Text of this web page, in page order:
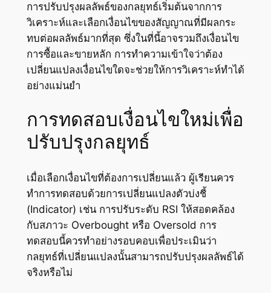
การปรับปรุงผลลัพธ์ของกลยุทธ์เริ่มต้นจากการ
วิเคราะห์และเลือกเงื่อนไขของสัญญาณที่มีผลกระ
ทบต่อผลลัพธ์มากที่สุด ซึ่งในที่นี้อาจรวมถึงเงื่อนไข
การซื้อและขายหลัก การทำความเข้าใจว่าต้อง
เปลี่ยนแปลงเงื่อนไขใดจะช่วยให้การวิเคราะห์ทำได้
อย่างแม่นยำ
การทดสอบเงื่อนไขใหม่เพื่อ
ปรับปรุงกลยุทธ์
เมื่อเลือกเงื่อนไขที่ต้องการเปลี่ยนแล้ว ผู้เรียนควร
ทำการทดสอบด้วยการเปลี่ยนแปลงตัวบ่งชี้
(Indicator) เช่น การปรับระดับ RSI ให้สอดคล้อง
กับสภาวะ Overbought หรือ Oversold การ
ทดสอบนี้ควรทำอย่างรอบคอบเพื่อประเมินว่า
กลยุทธ์ที่เปลี่ยนแปลงนั้นสามารถปรับปรุงผลลัพธ์ได้
จริงหรือไม่